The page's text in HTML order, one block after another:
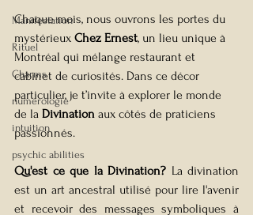
Manifestation
Rituel
Charms
numérologie
intuition
psychic abilities
Chaque mois, nous ouvrons les portes du
mystérieux Chez Ernest, un lieu unique à
Montréal qui mélange restaurant et
cabinet de curiosités. Dans ce décor
particulier, je t’invite à explorer le monde
de la Divination aux côtés de praticiens
passionnés.
Qu'est ce que la Divination? La divination
est un art ancestral utilisé pour lire l'avenir
et recevoir des messages symboliques à